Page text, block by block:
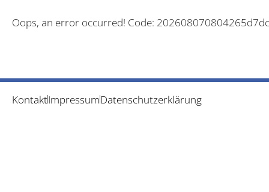
Oops, an error occurred! Code:
KontaktImpressumDatenschutzerklärung